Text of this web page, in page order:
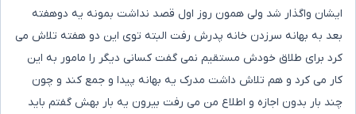
ایشان واگذار شد ولی همون روز اول قصد نداشت بمونه یه دوهفته
بعد به بهانه سرزدن خانه پدرش رفت البته توی این دو هفته تلاش می
کرد برای طلاق خودش مستقیم نمی گفت کسانی دیگر را مامور به این
کار می کرد و هم تلاش داشت مدرک یه بهانه پیدا و جمع کند و چون
چند بار بدون اجازه و اطلاع من می رفت بیرون یه بار بهش گفتم باید